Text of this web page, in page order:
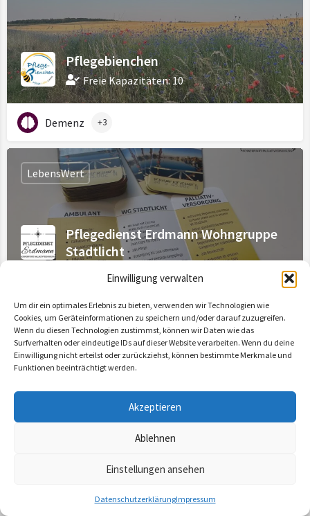
Einwilligung verwalten
Um dir ein optimales Erlebnis zu bieten, verwenden wir Technologien wie
Cookies, um Geräteinformationen zu speichern und/oder darauf zuzugreifen.
Wenn du diesen Technologien zustimmst, können wir Daten wie das
Surfverhalten oder eindeutige IDs auf dieser Website verarbeiten. Wenn du deine
Einwilligung nicht erteilst oder zurückziehst, können bestimmte Merkmale und
Funktionen beeinträchtigt werden.
Akzeptieren
Ablehnen
Einstellungen ansehen
DatenschutzerklärungImpressum
Pflegebienchen
Freie Kapazitäten: 10
Demenz +3
Pflegedienst Erdmann Wohngruppe
Stadtlicht
Freie Kapazitäten: 0
LebensWert
Erwachsenenpflege +4